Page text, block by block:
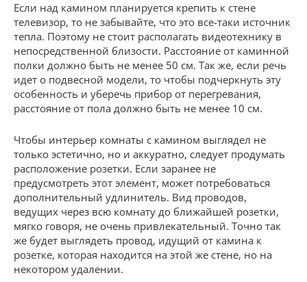
Если над камином планируется крепить к стене
телевизор, то не забывайте, что это все-таки источник
тепла. Поэтому не стоит располагать видеотехнику в
непосредственной близости. Расстояние от каминной
полки должно быть не менее 50 см. Так же, если речь
идет о подвесной модели, то чтобы подчеркнуть эту
особенность и уберечь прибор от перегревания,
расстояние от пола должно быть не менее 10 см.
Чтобы интерьер комнаты с камином выглядел не
только эстетично, но и аккуратно, следует продумать
расположение розетки. Если заранее не
предусмотреть этот элемент, может потребоваться
дополнительный удлинитель. Вид проводов,
ведущих через всю комнату до ближайшей розетки,
мягко говоря, не очень привлекательный. Точно так
же будет выглядеть провод, идущий от камина к
розетке, которая находится на этой же стене, но на
некотором удалении.